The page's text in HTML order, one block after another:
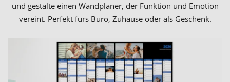
und gestalte einen Wandplaner, der Funktion und Emotion
vereint. Perfekt fürs Büro, Zuhause oder als Geschenk.